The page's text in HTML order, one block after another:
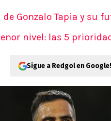
Gonzalo Tapia y su
nivel: las 5
Sigue a Redgol en Google!